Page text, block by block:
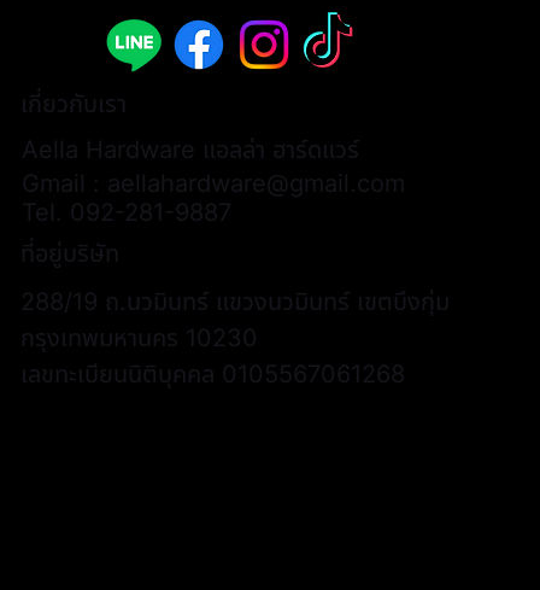
เกี่ยวกับเรา
Aella Hardware แอลล่า ฮาร์ดแวร์
Gmail : aellahardware@gmail.com
Tel. 092-281-9887
ที่อยู่บริษัท
288/19 ถ.นวมินทร์ แขวงนวมินทร์ เขตบึงกุ่ม
กรุงเทพมหานคร 10230
เลขทะเบียนนิติบุคคล 0105567061268